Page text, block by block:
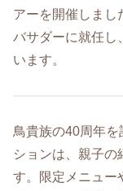
アーを開催しまし
バサダーに就任し
います。
鳥貴族の40周年
ションは、親子の
す。​限定メニュー